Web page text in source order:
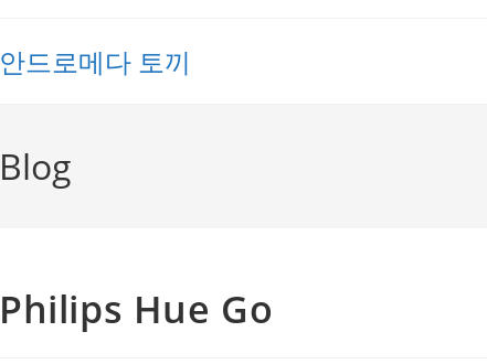
안드로메다 토끼
Blog
Philips Hue Go